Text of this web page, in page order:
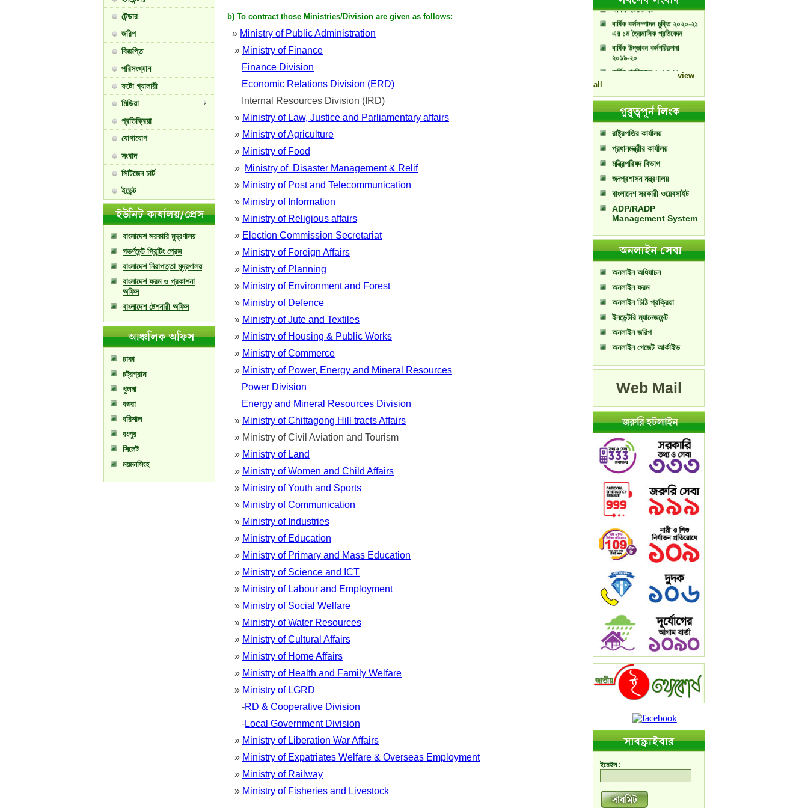
টেন্ডার
জরিপ
বিজ্ঞপ্তি
পরিসংখ্যান
ফটো গ্যালারী
মিডিয়া
প্রতিক্রিয়া
যোগাযোগ
সংবাদ
সিটিজেন চার্ট
ইভেন্ট
বাংলাদেশ সরকারি মুদ্রণালয়
গভর্ণমেন্ট প্রিন্টিং প্রেস
বাংলাদেশ নিরাপত্তা মুদ্রণালয়
বাংলাদেশ ফরম ও প্রকাশনা
অফিস
বাংলাদেশ ষ্টেশনারী অফিস
ঢাকা
চট্রগ্রাম
খুলনা
বগুরা
বরিশাল
রংপুর
সিলেট
ময়মনসিংহ
b) To contract those Ministries/Division are given as follows:
» Ministry of Public Administration
» Ministry of Finance
Finance Division
Economic Relations Division (ERD)
Internal Resources Division (IRD)
» Ministry of Law, Justice and Parliamentary affairs
» Ministry of Agriculture
» Ministry of Food
» Ministry of Disaster Management & Relif
» Ministry of Post and Telecommunication
» Ministry of Information
» Ministry of Religious affairs
» Election Commission Secretariat
» Ministry of Foreign Affairs
» Ministry of Planning
» Ministry of Environment and Forest
» Ministry of Defence
» Ministry of Jute and Textiles
» Ministry of Housing & Public Works
» Ministry of Commerce
» Ministry of Power, Energy and Mineral Resources
Power Division
Energy and Mineral Resources Division
» Ministry of Chittagong Hill tracts Affairs
» Ministry of Civil Aviation and Tourism
» Ministry of Land
» Ministry of Women and Child Affairs
» Ministry of Youth and Sports
» Ministry of Communication
» Ministry of Industries
» Ministry of Education
» Ministry of Primary and Mass Education
» Ministry of Science and ICT
» Ministry of Labour and Employment
» Ministry of Social Welfare
» Ministry of Water Resources
» Ministry of Cultural Affairs
» Ministry of Home Affairs
» Ministry of Health and Family Welfare
» Ministry of LGRD
-RD & Cooperative Division
-Local Government Division
» Ministry of Liberation War Affairs
» Ministry of Expatriates Welfare & Overseas Employment
» Ministry of Railway
» Ministry of Fisheries and Livestock
বার্ষিক কর্মসম্পাদন চুক্তি ২০২০-২১
এর ১ম ত্রৈমাসিক প্রতিবেদন
বার্ষিক উদ্ভাবন কর্মপরিকল্পনা
২০১৯-২০
বার্ষিক প্রতিবেদন ২০১৭-১৮
বার্ষিক প্রতিবেদন ২০১৮-১৯view
all
রাষ্ট্রপতির কার্যালয়
প্রধানমন্ত্রীর কার্যালয়
মন্ত্রিপরিষদ বিভাগ
জনপ্রশাসন মন্ত্রণালয়
বাংলাদেশ সরকারী ওয়েবসাইট
ADP/RADP
Management System
অনলাইন অধিযাচন
অনলাইন ফরম
অনলাইন চিঠি প্রক্রিয়া
ইনভেন্টরি ম্যানেজমেন্ট
অনলাইন জরিপ
অনলাইন গেজেট আর্কাইভ
Web Mail
ইমেইল :